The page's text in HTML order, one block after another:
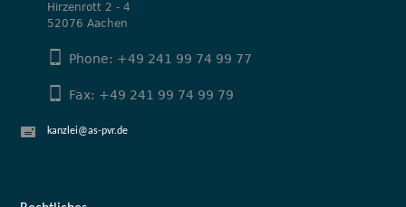
Hirzenrott 2 - 4
52076 Aachen
Phone: +49 241 99 74 99 77
Fax: +49 241 99 74 99 79
kanzlei@as-pvr.de